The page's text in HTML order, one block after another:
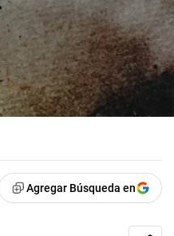
Agregar Búsqueda en